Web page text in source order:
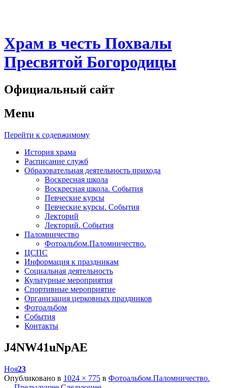
Храм в честь Похвалы
Пресвятой Богородицы
Официальный сайт
Menu
Перейти к содержимому
История храма
Расписание служб
Образовательная деятельность прихода
Воскресная школа
Воскресная школа. События
Певческие курсы
Певческие курсы. События
Лекторий
Лекторий. События
Паломничество
Фотоальбом.Паломничество.
ЦСПС
Информация к праздникам
Социальная деятельность
Культурные мероприятия
Спортивные мероприятие
Организация церковных праздников
Фотоальбом
События
Контакты
J4NW41uNpAE
Ноя23
Опубликовано в 1024 × 775 в Фотоальбом.Паломничество.